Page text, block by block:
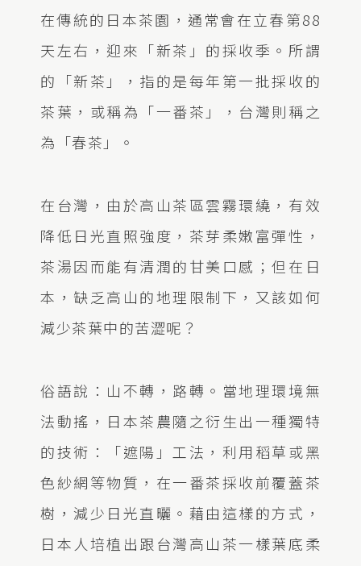
在傳統的日本茶園，通常會在立春第88
天左右，迎來「新茶」的採收季。所謂
的「新茶」，指的是每年第一批採收的
茶葉，或稱為「一番茶」，台灣則稱之
為「春茶」。
在台灣，由於高山茶區雲霧環繞，有效
降低日光直照強度，茶芽柔嫩富彈性，
茶湯因而能有清潤的甘美口感；但在日
本，缺乏高山的地理限制下，又該如何
減少茶葉中的苦澀呢？
俗語說：山不轉，路轉。當地理環境無
法動搖，日本茶農隨之衍生出一種獨特
的技術：「遮陽」工法，利用稻草或黑
色紗網等物質，在一番茶採收前覆蓋茶
樹，減少日光直曬。藉由這樣的方式，
日本人培植出跟台灣高山茶一樣葉底柔